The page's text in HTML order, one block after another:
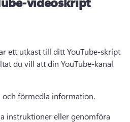
ett utkast till ditt YouTube-skript
du vill att din YouTube-kanal
och förmedla information.
instruktioner eller genomföra